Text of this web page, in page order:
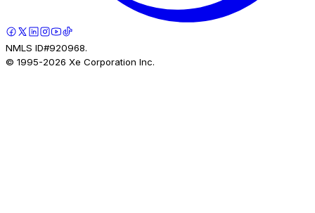
NMLS ID#920968.
© 1995-2026 Xe Corporation Inc.